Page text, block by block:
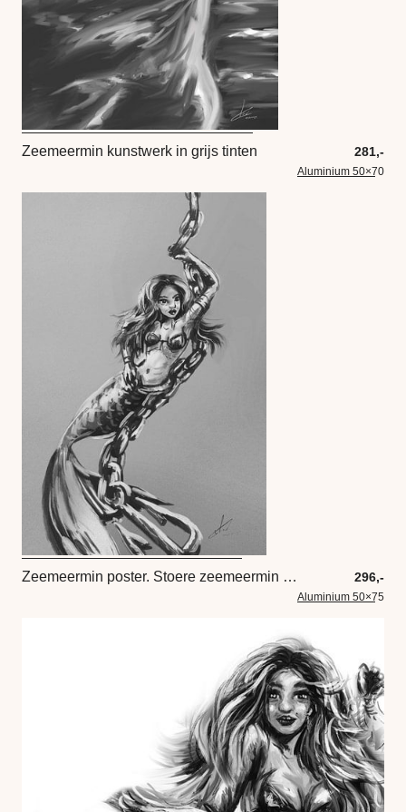
Zeemeermin kunstwerk in grijs tinten 281,-
Aluminium 50×70
Zeemeermin poster. Stoere zeemeermin die aan een ketting met een anker hangt. Kunstwerk in zwart wit 296,-
Aluminium 50×75